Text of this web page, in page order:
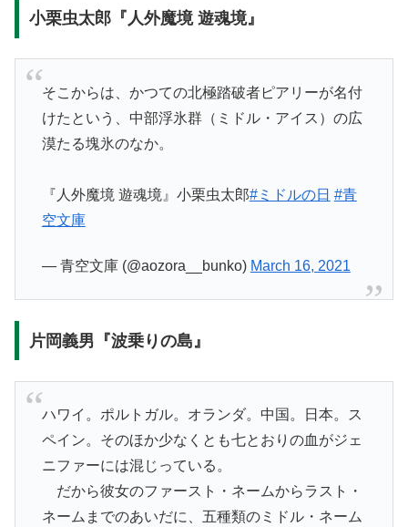
小栗虫太郎『人外魔境 遊魂境』
そこからは、かつての北極踏破者ピアリーが名付
けたという、中部浮氷群（ミドル・アイス）の広
漠たる塊氷のなか。
『人外魔境 遊魂境』小栗虫太郎#ミドルの日 #青
空文庫
— 青空文庫 (@aozora__bunko) March 16, 2021
片岡義男『波乗りの島』
ハワイ。ポルトガル。オランダ。中国。日本。ス
ペイン。そのほか少なくとも七とおりの血がジェ
ニファーには混じっている。
だから彼女のファースト・ネームからラスト・
ネームまでのあいだに、五種類のミドル・ネーム